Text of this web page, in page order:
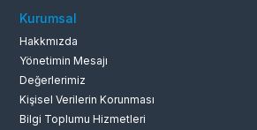
Kurumsal
Hakkmızda
Yönetimin Mesajı
Değerlerimiz
Kişisel Verilerin Korunması
Bilgi Toplumu Hizmetleri